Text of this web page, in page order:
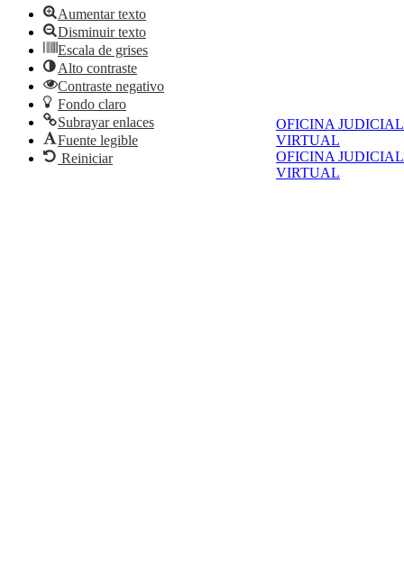
OFICINA JUDICIAL
VIRTUAL
OFICINA JUDICIAL
VIRTUAL
Aumentar texto
Disminuir texto
Escala de grises
Alto contraste
Contraste negativo
Fondo claro
Subrayar enlaces
Fuente legible
Reiniciar